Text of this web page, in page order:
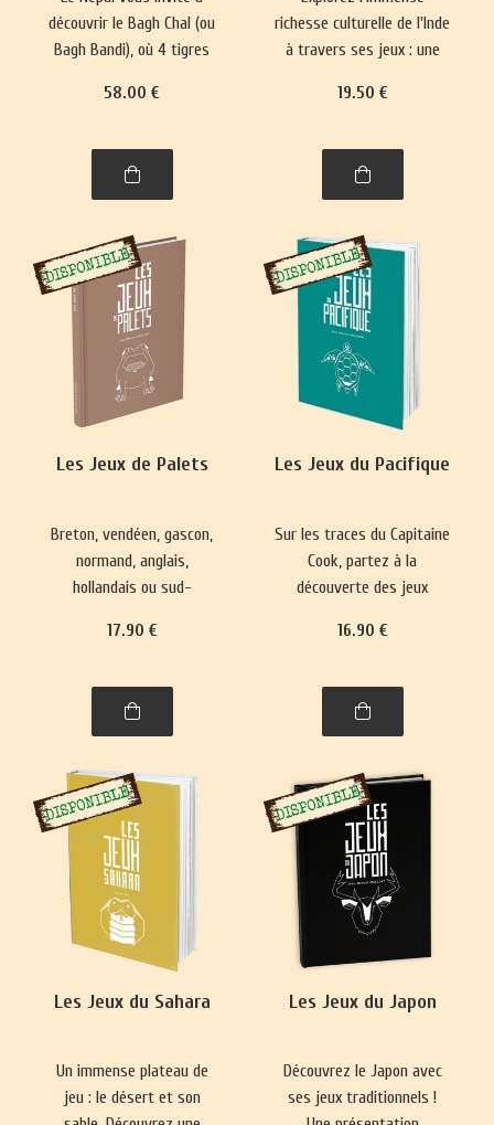
découvrir le Bagh Chal (ou
Bagh Bandi), où 4 tigres
58.00 €
richesse culturelle de l'Inde
à travers ses jeux : une
divertissement, plaisir,
spiritualité. Un voyage
captivant dans l’histoire,
19.50 €
Les Jeux de Palets
Breton, vendéen, gascon,
normand, anglais,
hollandais ou sud-
se pratique presque
emmènera à la découverte
de nombre de ses
peu surprenantes.
17.90 €
Les Jeux du Pacifique
Sur les traces du Capitaine
Cook, partez à la
découverte des jeux
Nouvelle-Zélande,
de Brunei.
16.90 €
Les Jeux du Sahara
Un immense plateau de
jeu : le désert et son
Les Jeux du Japon
Découvrez le Japon avec
ses jeux traditionnels !